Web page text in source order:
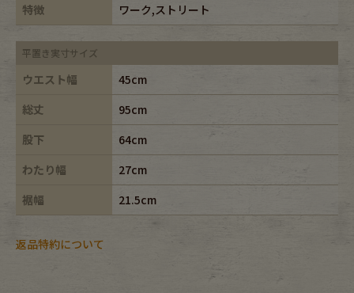
特徴
ワーク,ストリート
平置き実寸サイズ
ウエスト幅
45cm
総丈
95cm
股下
64cm
わたり幅
27cm
裾幅
21.5cm
返品特約について